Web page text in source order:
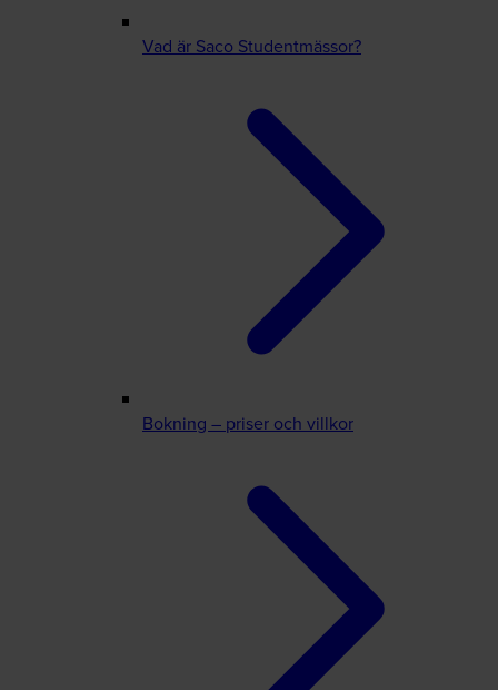
Vad är Saco Studentmässor?
Bokning – priser och villkor